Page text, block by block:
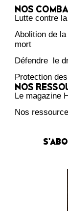
NOS
Lutte contre
Abolition de
mort
Défendre le
Protection
NOS
Le magazine
Nos